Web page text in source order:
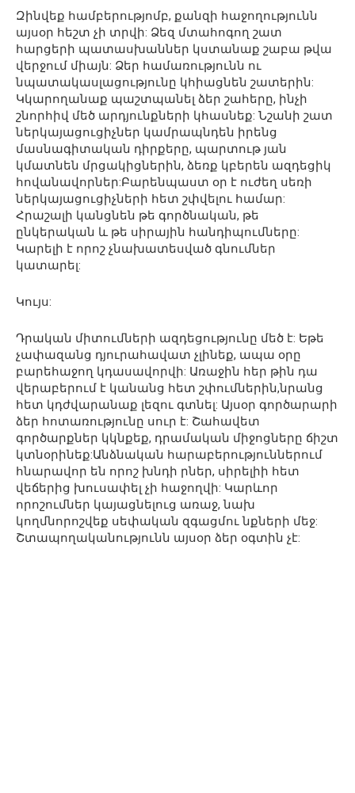
Զինվեք համբերությոմբ, քանզի հաջողությունն
այսօր հեշտ չի տրվի: Ձեզ մտահոգող շատ
հարցերի պատասխաններ կստանաք շաբա թվա
վերջում միայն: Ձեր համառությունն ու
նպատակասլացությունը կհիացնեն շատերին:
Կկարողանաք պաշտպանել ձեր շահերը, ինչի
շնորհիվ մեծ արդյունքների կհասնեք: Նշանի շատ
ներկայացուցիչներ կամրապնդեն իրենց
մասնագիտական դիրքերը, պարտութ յան
կմատնեն մրցակիցներին, ձեռք կբերեն ազդեցիկ
հովանավորներ:Բարենպաստ օր է ուժեղ սեռի
ներկայացուցիչների հետ շփվելու համար:
Հրաշալի կանցնեն թե գործնական, թե
ընկերական և թե սիրային հանդիպումները:
Կարելի է որոշ չնախատեսված գնումներ
կատարել:
Կույս:
Դրական միտումների ազդեցությունը մեծ է: Եթե
չափազանց դյուրահավատ չլինեք, ապա օրը
բարեհաջող կդասավորվի: Առաջին հեր թին դա
վերաբերում է կանանց հետ շփումներին,նրանց
հետ կդժվարանաք լեզու գտնել: Այսօր գործարարի
ձեր հոտառությունը սուր է: Շահավետ
գործարքներ կկնքեք, դրամական միջոցները ճիշտ
կտնօրինեք:Անձնական հարաբերություններում
հնարավոր են որոշ խնդի րներ, սիրելիի հետ
վեճերից խուսափել չի հաջողվի: Կարևոր
որոշումներ կայացնելուց առաջ, նախ
կողմնորոշվեք սեփական զգացմու նքների մեջ:
Շտապողականությունն այսօր ձեր օգտին չէ: